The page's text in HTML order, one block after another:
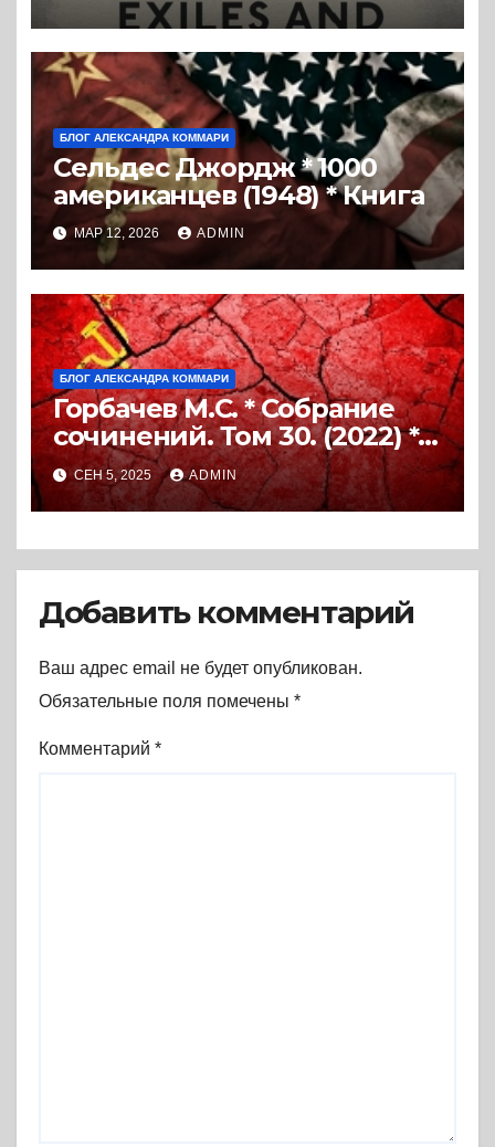
целью освобождения
России (2019) * Перевод
книги
БЛОГ АЛЕКСАНДРА КОММАРИ
Сельдес Джордж * 1000
американцев (1948) * Книга
МАР 12, 2026 ADMIN
БЛОГ АЛЕКСАНДРА КОММАРИ
Горбачев М.С. * Собрание
сочинений. Том 30. (2022) *
Книга
СЕН 5, 2025 ADMIN
Добавить комментарий
Ваш адрес email не будет опубликован.
Обязательные поля помечены *
Комментарий *